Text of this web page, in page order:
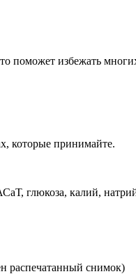
поможет избежать
которые принимайте.
глюкоза, калий,
распечатанный снимок)